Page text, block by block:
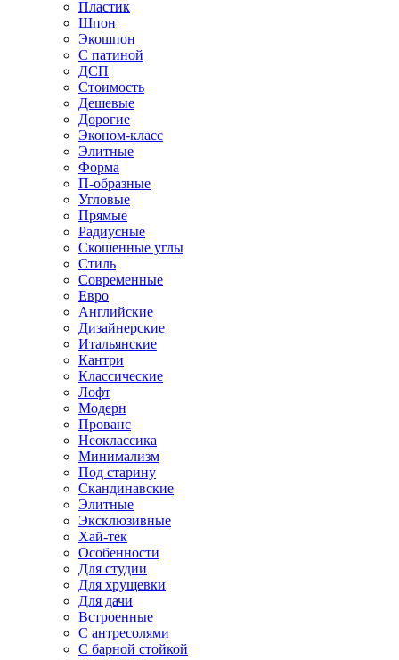
Пластик
Шпон
Экошпон
С патиной
ДСП
Стоимость
Дешевые
Дорогие
Эконом-класс
Элитные
Форма
П-образные
Угловые
Прямые
Радиусные
Скошенные углы
Стиль
Современные
Евро
Английские
Дизайнерские
Итальянские
Кантри
Классические
Лофт
Модерн
Прованс
Неоклассика
Минимализм
Под старину
Скандинавские
Элитные
Эксклюзивные
Хай-тек
Особенности
Для студии
Для хрущевки
Для дачи
Встроенные
С антресолями
С барной стойкой